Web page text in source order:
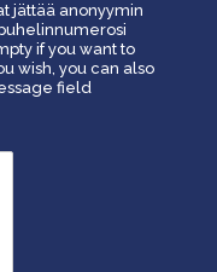
jättää anonyymin
if you want to
wish, you can also
field